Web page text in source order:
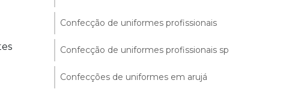
Confecção de uniformes profissionais
Confecção de uniformes profissionais sp
Confecções de uniformes em arujá